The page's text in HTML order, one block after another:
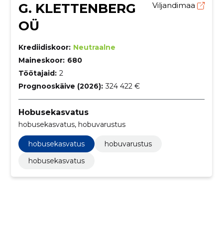
G. KLETTENBERG
OÜ
Viljandimaa
Krediidiskoor: Neutraalne
Maineskoor: 680
Töötajaid: 2
Prognooskäive (2026): 324 422 €
Hobusekasvatus
hobusekasvatus, hobuvarustus
hobusekasvatus
hobuvarustus
hobusekasvatus